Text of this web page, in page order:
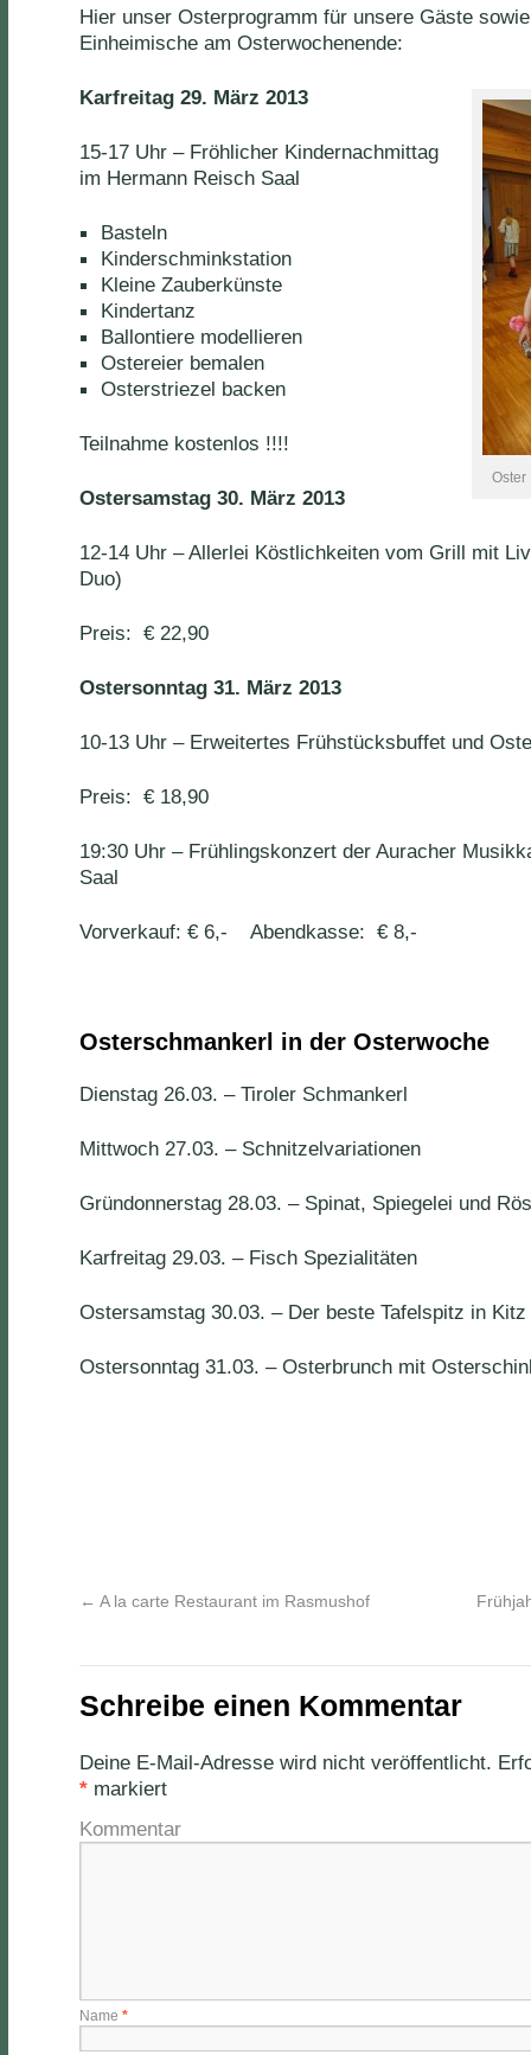
Hier unser Osterprogramm für unsere Gäste
Einheimische am Osterwochenende:
Oster
Karfreitag 29. März 2013
15-17 Uhr – Fröhlicher Kindernachmittag
im Hermann Reisch Saal
Basteln
Kinderschminkstation
Kleine Zauberkünste
Kindertanz
Ballontiere modellieren
Ostereier bemalen
Osterstriezel backen
Teilnahme kostenlos !!!!
Ostersamstag 30. März 2013
12-14 Uhr – Allerlei Köstlichkeiten vom Grill mit
Duo)
Preis: € 22,90
Ostersonntag 31. März 2013
10-13 Uhr – Erweitertes Frühstücksbuffet und
Preis: € 18,90
19:30 Uhr – Frühlingskonzert der Auracher
Saal
Vorverkauf: € 6,- Abendkasse: € 8,-
Osterschmankerl in der Osterwoche
Dienstag 26.03. – Tiroler Schmankerl
Mittwoch 27.03. – Schnitzelvariationen
Gründonnerstag 28.03. – Spinat, Spiegelei und
Karfreitag 29.03. – Fisch Spezialitäten
Ostersamstag 30.03. – Der beste Tafelspitz in Kitz
Ostersonntag 31.03. – Osterbrunch mit
← A la carte Restaurant im Rasmushof
Schreibe einen Kommentar
Deine E-Mail-Adresse wird nicht veröffentlicht.
*markiert
Kommentar
Name *